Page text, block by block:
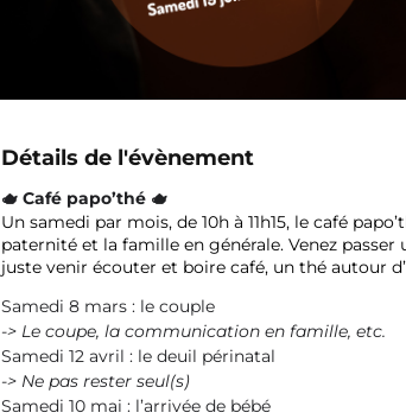
Détails de l'évènement
🫖 Café papo’thé 🫖
Un samedi par mois, de 10h à 11h15, le café
paternité et la famille en générale. Venez
juste venir écouter et boire café, un thé autour
Samedi 8 mars : le couple
-> Le coupe, la communication en famille, etc.
Samedi 12 avril : le deuil périnatal
-> Ne pas rester seul(s)
Samedi 10 mai : l’arrivée de bébé